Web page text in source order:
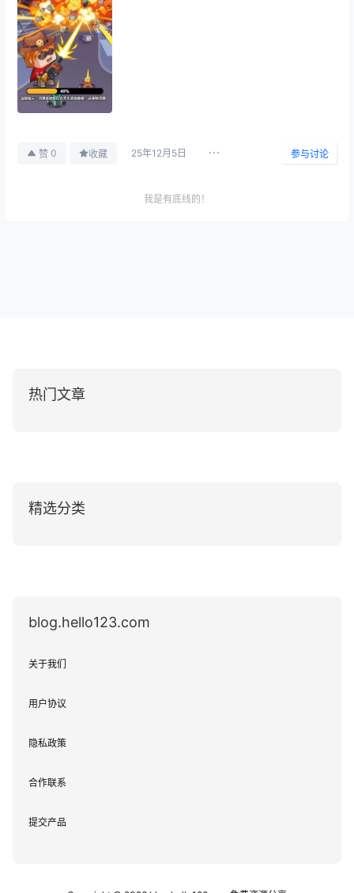
赞 0 收藏 25年12月5日 参与讨论
我是有底线的！
热门文章
精选分类
blog.hello123.com
关于我们
用户协议
隐私政策
合作联系
提交产品